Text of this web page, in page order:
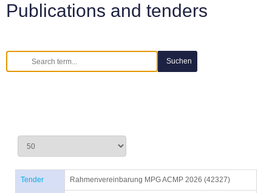
Publications and tenders
Tender Rahmenvereinbarung MPG ACMP 2026 (42327)